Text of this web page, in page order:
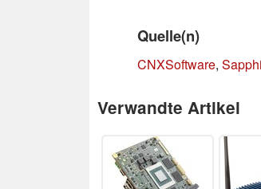
Quelle(n)
CNXSoftware,
Verwandte Artikel